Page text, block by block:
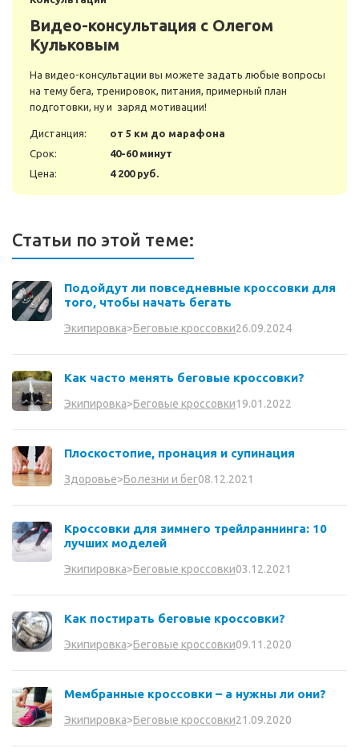
Видео-консультация с Олегом
Кульковым
На видео-консультации вы можете задать любые вопросы
на тему бега, тренировок, питания, примерный план
подготовки, ну и заряд мотивации!
Дистанция:
от 5 км до марафона
Срок:
40-60 минут
Цена:
4 200 руб.
Статьи по этой теме:
Подойдут ли повседневные кроссовки для
того, чтобы начать бегать
Экипировка>Беговые кроссовки26.09.2024
Как часто менять беговые кроссовки?
Экипировка>Беговые кроссовки19.01.2022
Плоскостопие, пронация и супинация
Здоровье>Болезни и бег08.12.2021
Кроссовки для зимнего трейлраннинга: 10
лучших моделей
Экипировка>Беговые кроссовки03.12.2021
Как постирать беговые кроссовки?
Экипировка>Беговые кроссовки09.11.2020
Мембранные кроссовки – а нужны ли они?
Экипировка>Беговые кроссовки21.09.2020